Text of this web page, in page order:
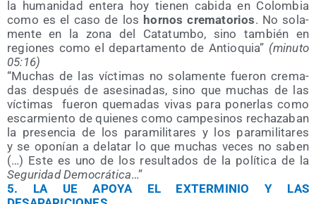
la huma­ni­dad ente­ra hoy tie­nen cabi­da en Colom­bia
como es el caso de los hor­nos cre­ma­to­rios. No sola­
men­te en la zona del Cata­tum­bo, sino tam­bién en
regio­nes como el depar­ta­men­to de Antio­quia” (minu­to
05:16)
“Muchas de las víc­ti­mas no sola­men­te fue­ron cre­ma­
das des­pués de ase­si­na­das, sino que muchas de las
víc­ti­mas
fue­ron que­ma­das vivas para poner­las como
escar­mien­to de quie­nes como cam­pe­si­nos recha­za­ban
la pre­sen­cia de los para­mi­li­ta­res y los para­mi­li­ta­res
y se opo­nían a dela­tar lo que muchas veces no saben
(…) Este es uno de los resul­ta­dos de la polí­ti­ca de la
Segu­ri­dad Demo­crá­ti­ca…”
5.
LA UE APOYA EL EXTERMINIO Y LAS